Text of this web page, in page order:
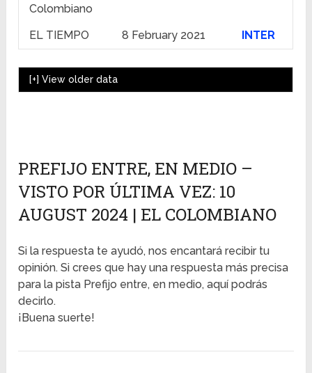
Colombiano
EL TIEMPO 8 February 2021 INTER
[+]View older data
PREFIJO ENTRE, EN MEDIO –
VISTO POR ÚLTIMA VEZ: 10
AUGUST 2024 | EL COLOMBIANO
Si la respuesta te ayudó, nos encantará recibir tu
opinión. Si crees que hay una respuesta más precisa
para la pista Prefijo entre, en medio, aquí podrás
decirlo.
¡Buena suerte!